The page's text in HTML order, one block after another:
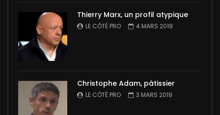
Thierry Marx, un profil atypique
LE CÔTÉ PRO 4 MARS 2019
Christophe Adam, pâtissier
LE CÔTÉ PRO 3 MARS 2019